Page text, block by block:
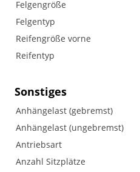
Felgengröße
Felgentyp
Reifengröße vorne
Reifentyp
Sonstiges
Anhängelast (gebremst)
Anhängelast (ungebremst)
Antriebsart
Anzahl Sitzplätze